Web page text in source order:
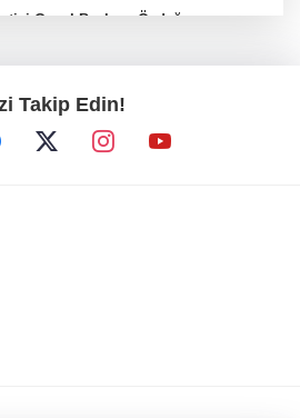
Genel Başkanı Özdağ:
Dervişoğlu Balıkesir'e "Bayrak
Mitingi çağrısında bulundu!
Takip Edin!